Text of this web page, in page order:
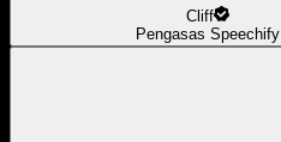
Cliff
Pengasas Speechify